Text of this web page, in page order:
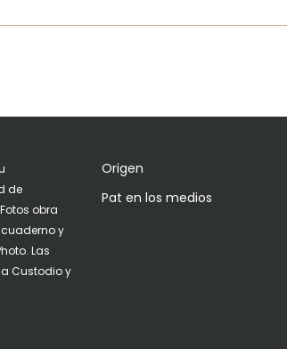
de
obra
cuaderno y
Las
Custodio y
Origen
Pat en los medios